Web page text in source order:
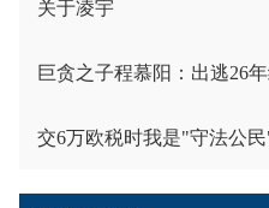
关于凌宇
巨贪之子程慕阳：出逃26年